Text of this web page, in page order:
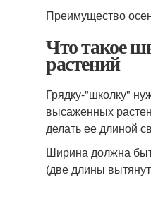
Преимущество
Что такое
растений
Грядку-"школку"
высаженных
делать ее длиной
Ширина должна
(две длины